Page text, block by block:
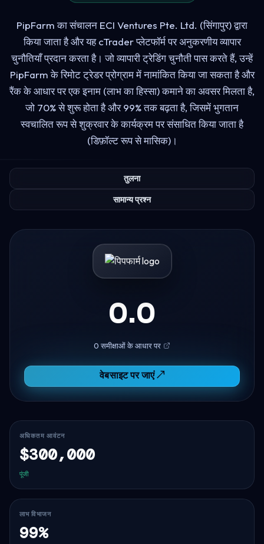
PipFarm का संचालन ECI Ventures Pte. Ltd. (सिंगापुर) द्वारा
किया जाता है और यह cTrader प्लेटफॉर्म पर अनुकरणीय व्यापार
चुनौतियाँ प्रदान करता है। जो व्यापारी ट्रेडिंग चुनौती पास करते हैं, उन्हें
PipFarm के रिमोट ट्रेडर प्रोग्राम में नामांकित किया जा सकता है और
रैंक के आधार पर एक इनाम (लाभ का हिस्सा) कमाने का अवसर मिलता है,
जो 70% से शुरू होता है और 99% तक बढ़ता है, जिसमें भुगतान
स्वचालित रूप से शुक्रवार के कार्यक्रम पर संसाधित किया जाता है
(डिफ़ॉल्ट रूप से मासिक)।
तुलना
सामान्य प्रश्न
0.0
0 समीक्षाओं के आधार पर
वेबसाइट पर जाएं ↗
अधिकतम आवंटन
$300,000
पूंजी
लाभ विभाजन
99%